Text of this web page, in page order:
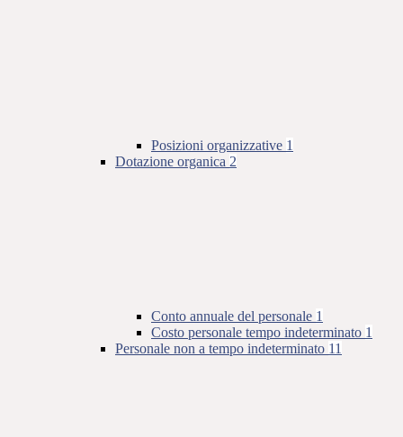
Posizioni organizzative 1
Dotazione organica 2
Conto annuale del personale 1
Costo personale tempo indeterminato 1
Personale non a tempo indeterminato 11